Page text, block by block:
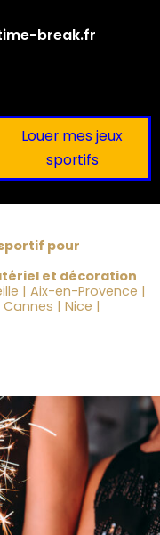
break.fr
Louer mes jeux
sportifs
pour
et décoration
| Aix-en-Provence |
| Nice |